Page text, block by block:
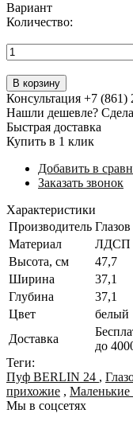
Вариант
Количество:
В корзину
Консультация +7 (861)
Нашли дешевле?
Быстрая доставка
Купить в 1 клик
Добавить в
Заказать звонок
Характеристики
Производитель Глазов
Материал
ЛДСП
Высота, см
47,7
Ширина
37,1
Глубина
37,1
Цвет
белый
Доставка
до
Теги:
Пуф BERLIN 24 ,
прихожие ,
Мы в соцсетях